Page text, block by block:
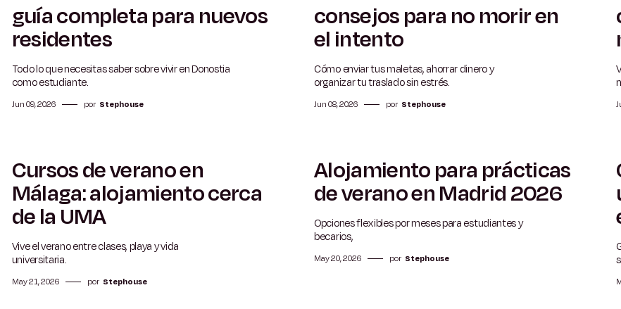
guía completa para nuevos
residentes
Todo lo que necesitas saber sobre vivir en Donostia
como estudiante.
Jun 09, 2026 por Stephouse
consejos para no morir en
el intento
Cómo enviar tus maletas, ahorrar dinero y
organizar tu traslado sin estrés.
Jun 08, 2026 por Stephouse
5 min
Cursos de verano en
Málaga: alojamiento cerca
de la UMA
Vive el verano entre clases, playa y vida
universitaria.
May 21, 2026 por Stephouse
5 min
Alojamiento para prácticas
de verano en Madrid 2026
Opciones flexibles por meses para estudiantes y
becarios,
May 20, 2026 por Stephouse